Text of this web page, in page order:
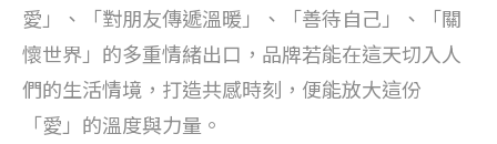
愛」、「對朋友傳遞溫暖」、「善待自己」、「關
懷世界」的多重情緒出口，品牌若能在這天切入人
們的生活情境，打造共感時刻，便能放大這份
「愛」的溫度與力量。